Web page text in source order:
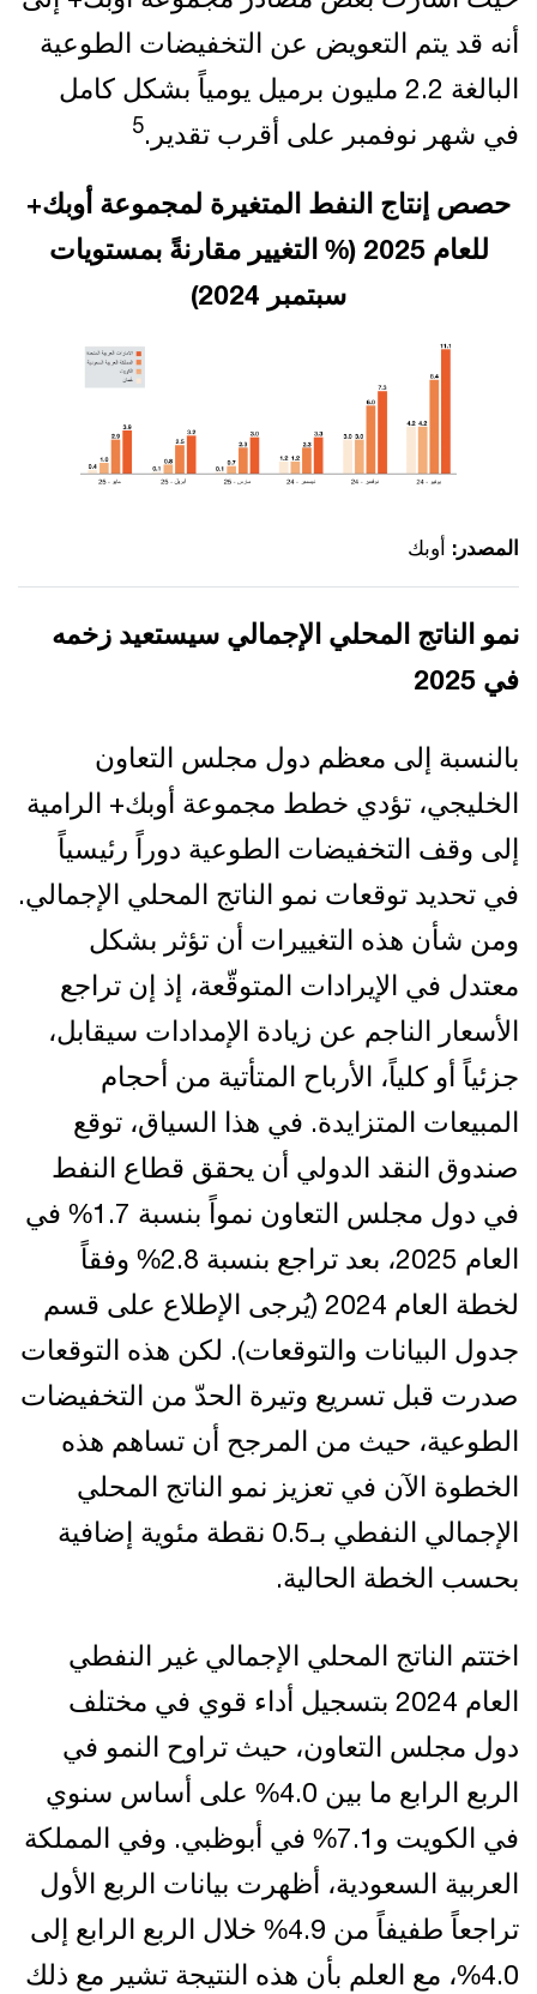
أنه قد يتم التعويض عن التخفيضات الطوعية
البالغة 2.2 مليون برميل يومياً بشكل كامل
في شهر نوفمبر على أقرب تقدير.5
حصص إنتاج النفط المتغيرة لمجموعة أوبك+
للعام 2025 (% التغيير مقارنةً بمستويات
سبتمبر 2024)
المصدر: أوبك
نمو الناتج المحلي الإجمالي سيستعيد زخمه
في 2025
بالنسبة إلى معظم دول مجلس التعاون
الخليجي، تؤدي خطط مجموعة أوبك+ الرامية
إلى وقف التخفيضات الطوعية دوراً رئيسياً
في تحديد توقعات نمو الناتج المحلي الإجمالي.
ومن شأن هذه التغييرات أن تؤثر بشكل
معتدل في الإيرادات المتوقّعة، إذ إن تراجع
الأسعار الناجم عن زيادة الإمدادات سيقابل،
جزئياً أو كلياً، الأرباح المتأتية من أحجام
المبيعات المتزايدة. في هذا السياق، توقع
صندوق النقد الدولي أن يحقق قطاع النفط
في دول مجلس التعاون نمواً بنسبة 1.7% في
العام 2025، بعد تراجع بنسبة 2.8% وفقاً
لخطة العام 2024 (يُرجى الإطلاع على قسم
جدول البيانات والتوقعات). لكن هذه التوقعات
صدرت قبل تسريع وتيرة الحدّ من التخفيضات
الطوعية، حيث من المرجح أن تساهم هذه
الخطوة الآن في تعزيز نمو الناتج المحلي
الإجمالي النفطي بـ0.5 نقطة مئوية إضافية
بحسب الخطة الحالية.
اختتم الناتج المحلي الإجمالي غير النفطي
العام 2024 بتسجيل أداء قوي في مختلف
دول مجلس التعاون، حيث تراوح النمو في
الربع الرابع ما بين 4.0% على أساس سنوي
في الكويت و7.1% في أبوظبي. وفي المملكة
العربية السعودية، أظهرت بيانات الربع الأول
تراجعاً طفيفاً من 4.9% خلال الربع الرابع إلى
4.0%، مع العلم بأن هذه النتيجة تشير مع ذلك